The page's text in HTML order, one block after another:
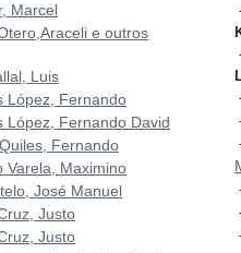
Marcel
e outros
Luis
López, Fernando
López, Fernando David
Fernando
Varela, Maximino
José Manuel
Justo
Justo